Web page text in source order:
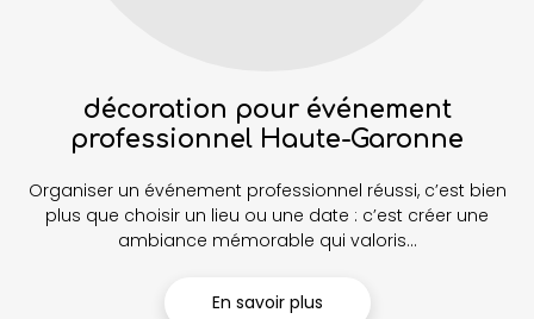
décoration pour événement
professionnel Haute-Garonne
Organiser un événement professionnel réussi, c’est bien
plus que choisir un lieu ou une date : c’est créer une
ambiance mémorable qui valoris...
En savoir plus